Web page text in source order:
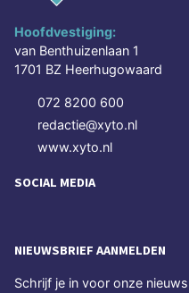
Hoofdvestiging:
van Benthuizenlaan 1
1701 BZ Heerhugowaard
072 8200 600
redactie@xyto.nl
www.xyto.nl
SOCIAL MEDIA
NIEUWSBRIEF AANMELDEN
Schrijf je in voor onze